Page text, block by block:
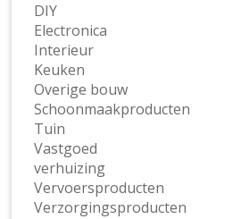
DIY
Electronica
Interieur
Keuken
Overige bouw
Schoonmaakproducten
Tuin
Vastgoed
verhuizing
Vervoersproducten
Verzorgingsproducten